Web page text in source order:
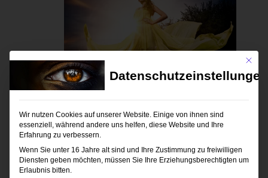
Outdoor Blitzen
1, Andorf, Oberösterreich, Österreich
149,00€ – 169,00€
Mit
Datenschutzeinstellungen
Wir nutzen Cookies auf unserer Website. Einige von ihnen sind
essenziell, während andere uns helfen, diese Website und Ihre
Erfahrung zu verbessern.
Wenn Sie unter 16 Jahre alt sind und Ihre Zustimmung zu freiwilligen
Diensten geben möchten, müssen Sie Ihre Erziehungsberechtigten um
Erlaubnis bitten.